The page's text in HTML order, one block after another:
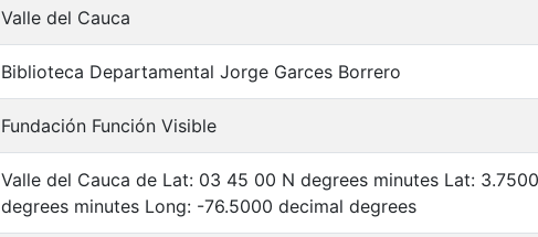
Valle del Cauca
Biblioteca Departamental Jorge Garces Borrero
Fundación Función Visible
Valle del Cauca de Lat: 03 45 00 N degrees minutes Lat:
degrees minutes Long: -76.5000 decimal degrees